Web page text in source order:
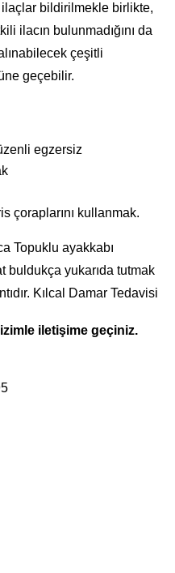
bildirilmekle birlikte,
ilacın bulunmadığını da
çeşitli
geçebilir.
egzersiz
çoraplarını kullanmak.
Topuklu ayakkabı
buldukça yukarıda tutmak
Kılcal Damar Tedavisi
iletişime geçiniz.